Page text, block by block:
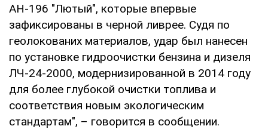
АН-196 "Лютый", которые впервые
зафиксированы в черной ливрее. Судя по
геолокованих материалов, удар был нанесен
по установке гидроочистки бензина и дизеля
ЛЧ-24-2000, модернизированной в 2014 году
для более глубокой очистки топлива и
соответствия новым экологическим
стандартам", – говорится в сообщении.